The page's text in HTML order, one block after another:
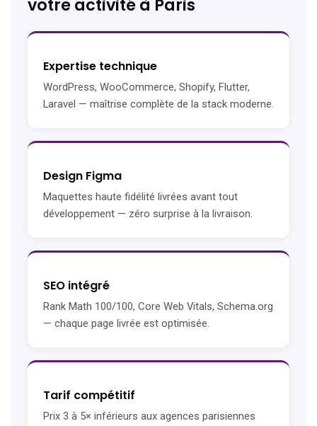
votre activité à Paris
Expertise technique
WordPress, WooCommerce, Shopify, Flutter,
Laravel — maîtrise complète de la stack moderne.
Design Figma
Maquettes haute fidélité livrées avant tout
développement — zéro surprise à la livraison.
SEO intégré
Rank Math 100/100, Core Web Vitals, Schema.org
— chaque page livrée est optimisée.
Tarif compétitif
Prix 3 à 5× inférieurs aux agences parisiennes